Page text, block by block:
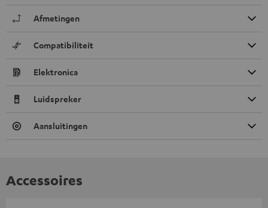
Afmetingen
Compatibiliteit
Elektronica
Luidspreker
Aansluitingen
Accessoires